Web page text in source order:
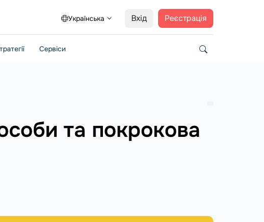
Українська Вхід Реєстрація
Сервіси
та покрокова